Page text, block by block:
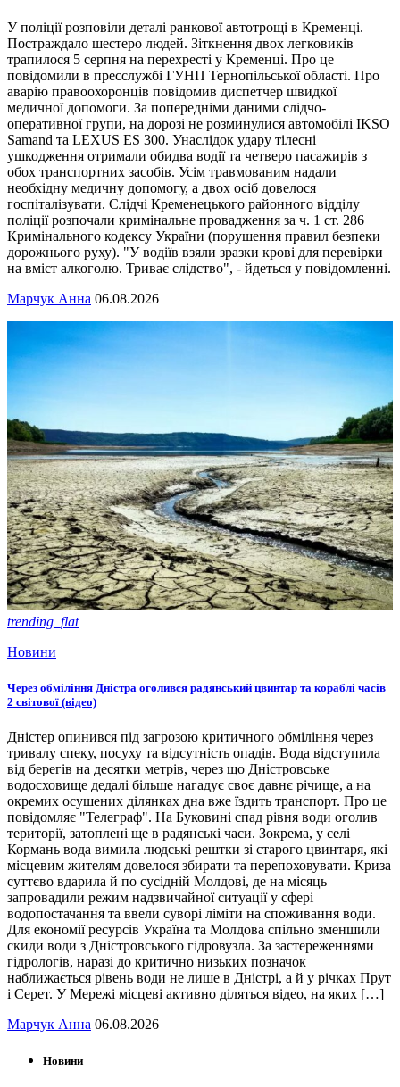
У поліції розповіли деталі ранкової автотрощі в Кременці.
Постраждало шестеро людей. Зіткнення двох легковиків
трапилося 5 серпня на перехресті у Кременці. Про це
повідомили в пресслужбі ГУНП Тернопільської області. Про
аварію правоохоронців повідомив диспетчер швидкої
медичної допомоги. За попередніми даними слідчо-
оперативної групи, на дорозі не розминулися автомобілі IKSO
Samand та LEXUS ES 300. Унаслідок удару тілесні
ушкодження отримали обидва водії та четверо пасажирів з
обох транспортних засобів. Усім травмованим надали
необхідну медичну допомогу, а двох осіб довелося
госпіталізувати. Слідчі Кременецького районного відділу
поліції розпочали кримінальне провадження за ч. 1 ст. 286
Кримінального кодексу України (порушення правил безпеки
дорожнього руху). "У водіїв взяли зразки крові для перевірки
на вміст алкоголю. Триває слідство", - йдеться у повідомленні.
Марчук Анна 06.08.2026
trending_flat
Новини
Через обміління Дністра оголився радянський цвинтар та кораблі часів
2 світової (відео)
Дністер опинився під загрозою критичного обміління через
тривалу спеку, посуху та відсутність опадів. Вода відступила
від берегів на десятки метрів, через що Дністровське
водосховище дедалі більше нагадує своє давнє річище, а на
окремих осушених ділянках дна вже їздить транспорт. Про це
повідомляє "Телеграф". На Буковині спад рівня води оголив
території, затоплені ще в радянські часи. Зокрема, у селі
Кормань вода вимила людські рештки зі старого цвинтаря, які
місцевим жителям довелося збирати та перепоховувати. Криза
суттєво вдарила й по сусідній Молдові, де на місяць
запровадили режим надзвичайної ситуації у сфері
водопостачання та ввели суворі ліміти на споживання води.
Для економії ресурсів Україна та Молдова спільно зменшили
скиди води з Дністровського гідровузла. За застереженнями
гідрологів, наразі до критично низьких позначок
наближається рівень води не лише в Дністрі, а й у річках Прут
і Серет. У Мережі місцеві активно діляться відео, на яких […]
Марчук Анна 06.08.2026
Новини